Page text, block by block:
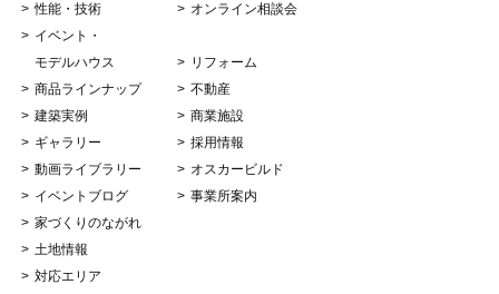
性能・技術
イベント・
モデルハウス
商品ラインナップ
建築実例
ギャラリー
動画ライブラリー
イベントブログ
家づくりのながれ
土地情報
対応エリア
オンライン相談会
リフォーム
不動産
商業施設
採用情報
オスカービルド
事業所案内